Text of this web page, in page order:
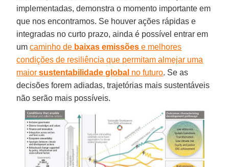
implementadas, demonstra o momento importante em
que nos encontramos. Se houver ações rápidas e
integradas no curto prazo, ainda é possível entrar em
umcaminho de baixas emissões e melhores
condições de resiliência que permitam almejar uma
maiorsustentabilidade global no futuro. Se as
decisões forem adiadas, trajetórias mais sustentáveis
não serão mais possíveis.